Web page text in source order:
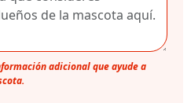
adicional que ayude a